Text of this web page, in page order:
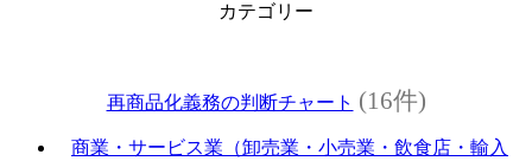
カテゴリー
再商品化義務の判断チャート (16件)
商業・サービス業（卸売業・小売業・飲食店・輸入